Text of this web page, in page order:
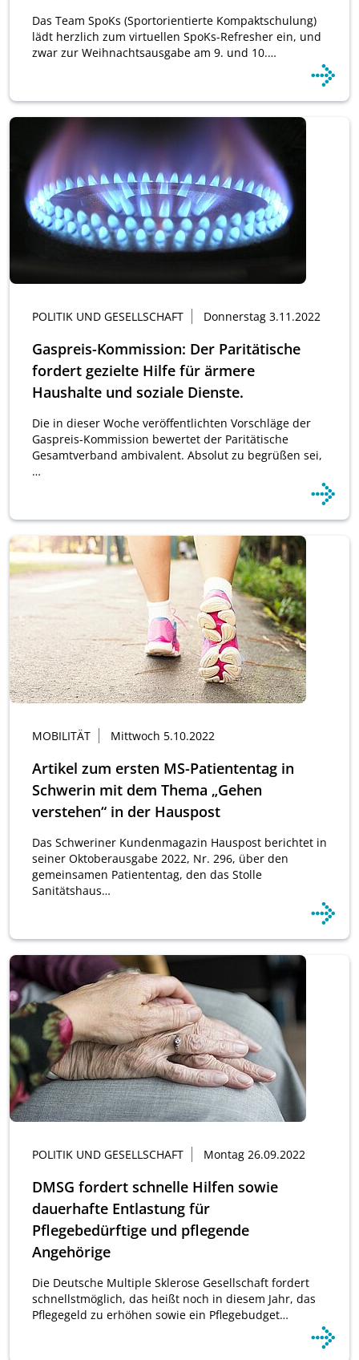
Das Team SpoKs (Sportorientierte Kompaktschulung)
lädt herzlich zum virtuellen SpoKs-Refresher ein, und
zwar zur Weihnachtsausgabe am 9. und 10.…
POLITIK UND GESELLSCHAFT Donnerstag 3.11.2022
Gaspreis-Kommission: Der Paritätische
fordert gezielte Hilfe für ärmere
Haushalte und soziale Dienste.
Die in dieser Woche veröffentlichten Vorschläge der
Gaspreis-Kommission bewertet der Paritätische
Gesamtverband ambivalent. Absolut zu begrüßen sei,
…
MOBILITÄT Mittwoch 5.10.2022
Artikel zum ersten MS-Patiententag in
Schwerin mit dem Thema „Gehen
verstehen“ in der Hauspost
Das Schweriner Kundenmagazin Hauspost berichtet in
seiner Oktoberausgabe 2022, Nr. 296, über den
gemeinsamen Patiententag, den das Stolle
Sanitätshaus…
POLITIK UND GESELLSCHAFT Montag 26.09.2022
DMSG fordert schnelle Hilfen sowie
dauerhafte Entlastung für
Pflegebedürftige und pflegende
Angehörige
Die Deutsche Multiple Sklerose Gesellschaft fordert
schnellstmöglich, das heißt noch in diesem Jahr, das
Pflegegeld zu erhöhen sowie ein Pflegebudget…